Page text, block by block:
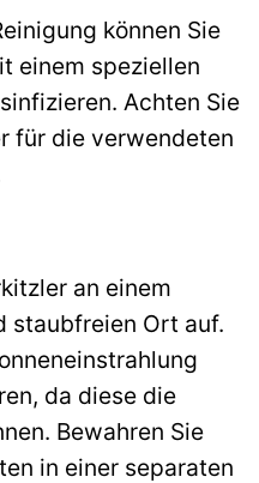
können Sie
einem speziellen
Achten Sie
für die verwendeten
an einem
staubfreien Ort auf.
da diese die
Bewahren Sie
in einer separaten